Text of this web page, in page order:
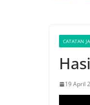
CATATAN
19 April